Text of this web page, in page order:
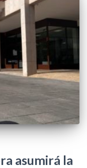
asumirá la